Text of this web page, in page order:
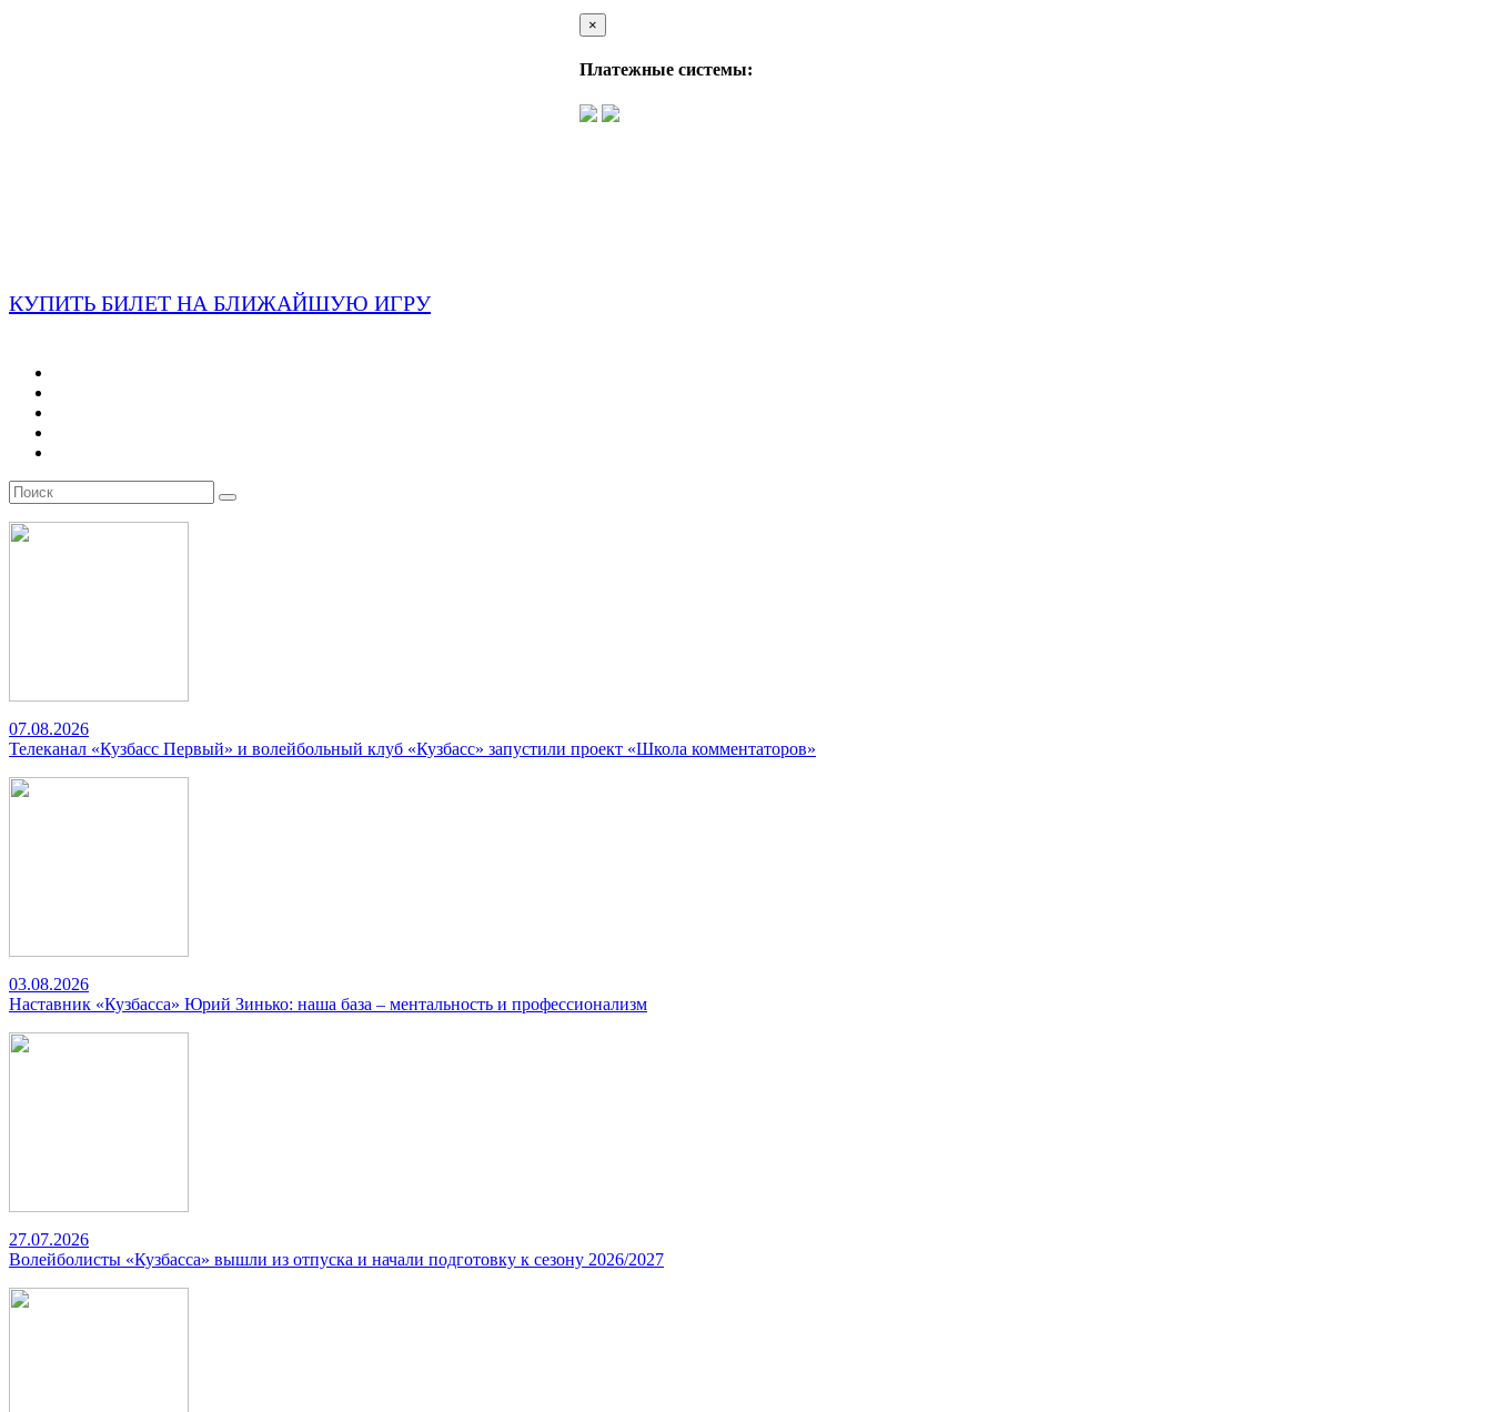
×
Платежные системы:
КУПИТЬ БИЛЕТ НА БЛИЖАЙШУЮ ИГРУ
07.08.2026
Телеканал «Кузбасс Первый» и волейбольный клуб «Кузбасс» запустили проект «Школа комментаторов»
03.08.2026
Наставник «Кузбасса» Юрий Зинько: наша база – ментальность и профессионализм
27.07.2026
Волейболисты «Кузбасса» вышли из отпуска и начали подготовку к сезону 2026/2027